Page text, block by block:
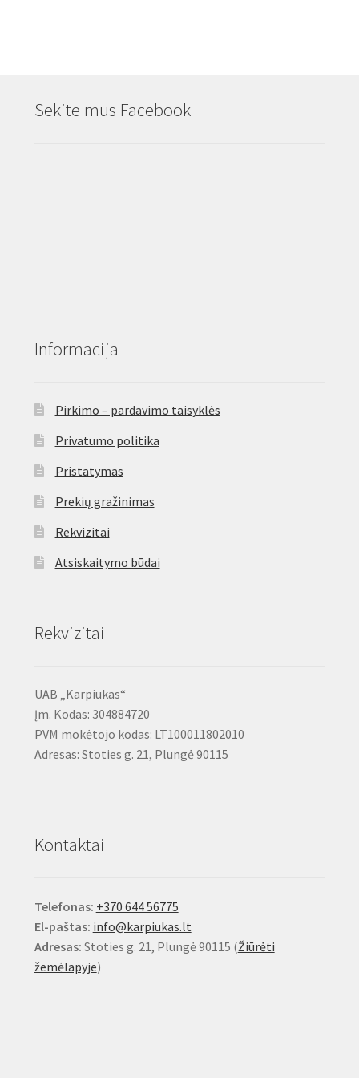
Sekite mus Facebook
Informacija
Pirkimo – pardavimo taisyklės
Privatumo politika
Pristatymas
Prekių gražinimas
Rekvizitai
Atsiskaitymo būdai
Rekvizitai
UAB „Karpiukas“
Įm. Kodas: 304884720
PVM mokėtojo kodas: LT100011802010
Adresas: Stoties g. 21, Plungė 90115
Kontaktai
Telefonas: +370 644 56775
El-paštas: info@karpiukas.lt
Adresas: Stoties g. 21, Plungė 90115 (Žiūrėti
žemėlapyje)